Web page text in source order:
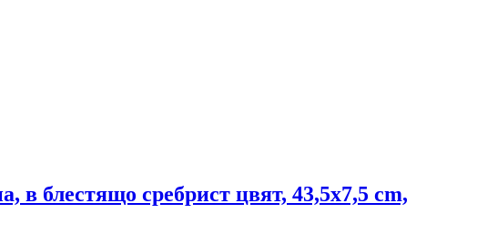
в блестящо сребрист цвят, 43,5x7,5 cm,